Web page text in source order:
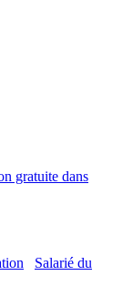
gratuite dans
Salarié du